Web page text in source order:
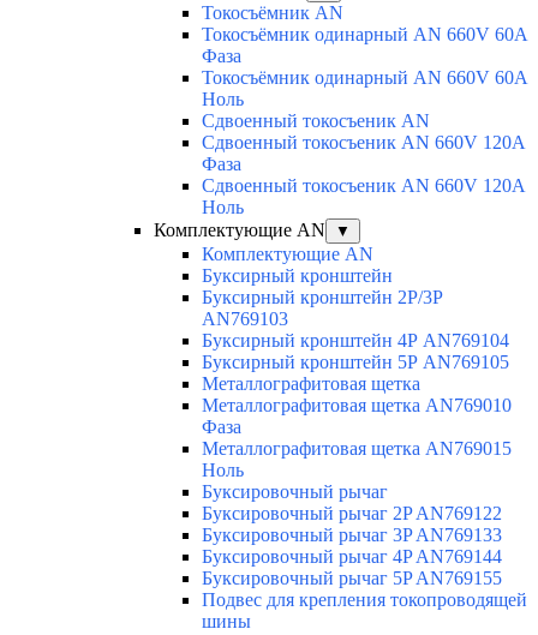
Токосъёмник AN
Токосъёмник одинарный AN 660V 60A
Фаза
Токосъёмник одинарный AN 660V 60A
Ноль
Сдвоенный токосъеник AN
Сдвоенный токосъеник AN 660V 120A
Фаза
Сдвоенный токосъеник AN 660V 120A
Ноль
Комплектующие AN
▼
Комплектующие AN
Буксирный кронштейн
Буксирный кронштейн 2Р/3Р
AN769103
Буксирный кронштейн 4Р AN769104
Буксирный кронштейн 5Р AN769105
Металлографитовая щетка
Металлографитовая щетка AN769010
Фаза
Металлографитовая щетка AN769015
Ноль
Буксировочный рычаг
Буксировочный рычаг 2P AN769122
Буксировочный рычаг 3P AN769133
Буксировочный рычаг 4P AN769144
Буксировочный рычаг 5P AN769155
Подвес для крепления токопроводящей
шины